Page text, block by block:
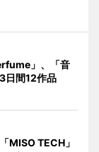
」、「音
日間12作品
MISO TECH」